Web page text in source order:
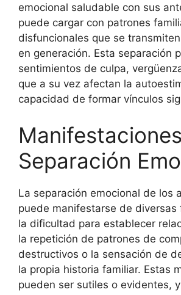
emocional saludable con sus
puede cargar con patrones
disfuncionales que se
en generación. Esta separación
sentimientos de culpa,
que a su vez afectan la
capacidad de formar vínculos
Separación
La separación emocional de los
puede manifestarse de diversas
la dificultad para establecer
la repetición de patrones de
destructivos o la sensación de
la propia historia familiar. Estas
pueden ser sutiles o evidentes,